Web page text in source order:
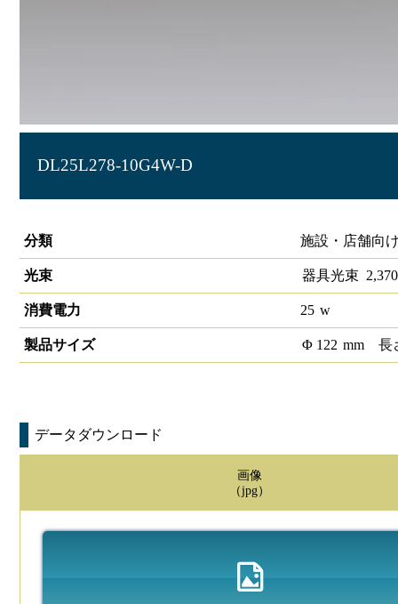
DL25L278-10G4W-D
分類
施設・店舗向
光束 器具光束 2,370
消費電力 25 w
製品サイズ Φ 122 mm 長
データダウンロード
画像
（jpg）